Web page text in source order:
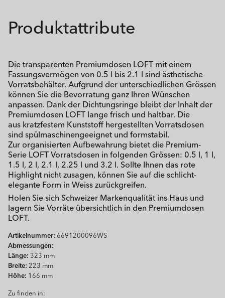
Produktattribute
Die transparenten Premiumdosen LOFT mit einem
Fassungsvermögen von 0.5 l bis 2.1 l sind ästhetische
Vorratsbehälter. Aufgrund der unterschiedlichen Grössen
können Sie die Bevorratung ganz Ihren Wünschen
anpassen. Dank der Dichtungsringe bleibt der Inhalt der
Premiumdosen LOFT lange frisch und haltbar. Die
aus kratzfestem Kunststoff hergestellten Vorratsdosen
sind spülmaschinengeeignet und formstabil.
Zur organisierten Aufbewahrung bietet die Premium-
Serie LOFT Vorratsdosen in folgenden Grössen: 0.5 l, 1 l,
1.5 l, 2 l, 2.1 l, 2.25 l und 3.2 l. Sollte Ihnen das rote
Highlight nicht zusagen, können Sie auf die schlicht-
elegante Form in Weiss zurückgreifen.
Holen Sie sich Schweizer Markenqualität ins Haus und
lagern Sie Vorräte übersichtlich in den Premiumdosen
LOFT.
Artikelnummer: 6691200096WS
Abmessungen:
Länge: 323 mm
Breite: 223 mm
Höhe: 166 mm
Zu finden in: